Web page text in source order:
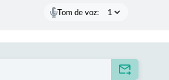
Tom de voz: